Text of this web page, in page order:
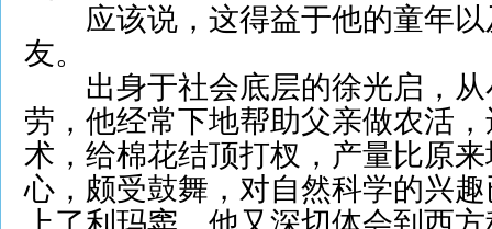
应该说，这得益于他的童年以
友。
出身于社会底层的徐光启，从
劳，他经常下地帮助父亲做农活
术，给棉花结顶打杈，产量比原
心，颇受鼓舞，对自然科学的兴